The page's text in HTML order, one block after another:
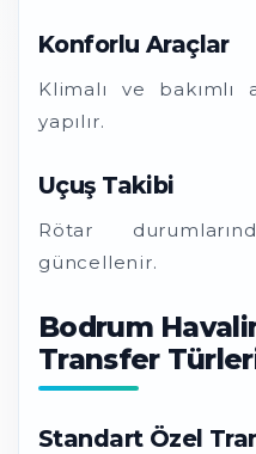
Konforlu Araçlar
Klimalı ve bakımlı
yapılır.
Uçuş Takibi
Rötar
güncellenir.
Bodrum
Transfer
Standart Özel